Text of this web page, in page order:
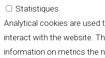
Statistiques
Analytical cookies are used
interact with the website.
information on metrics the